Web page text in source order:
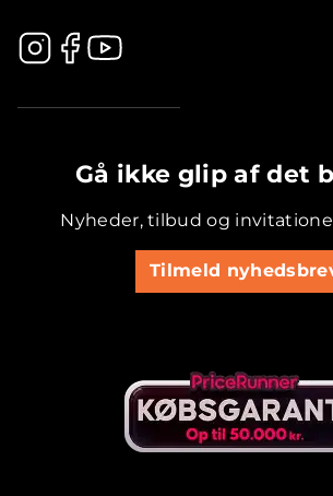
Gå ikke glip af det
Nyheder, tilbud og
Tilmeld